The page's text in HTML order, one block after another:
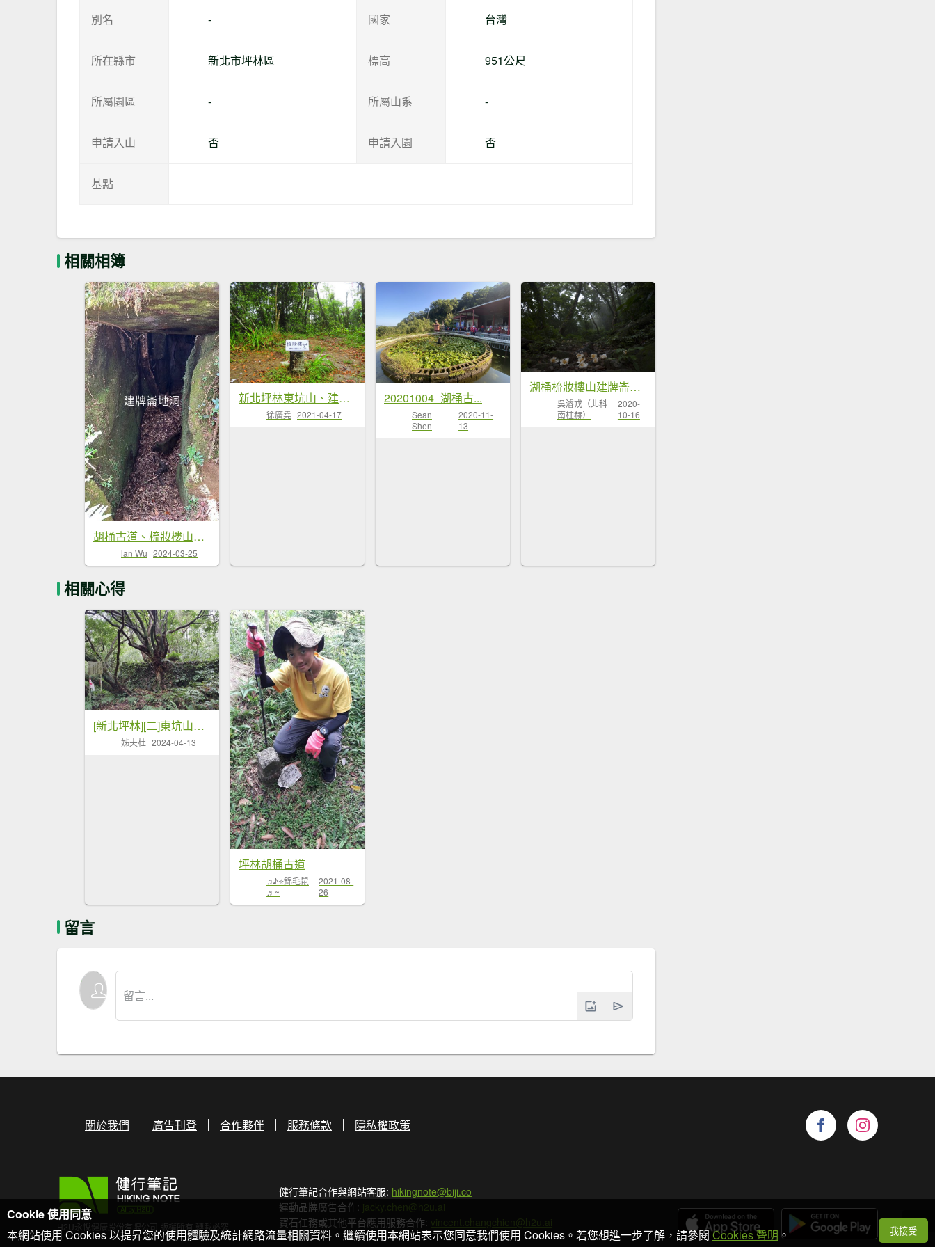
別名 - 國家 台灣
所在縣市 新北市坪林區 標高 951公尺
所屬園區 - 所屬山系 -
申請入山 否 申請入園 否
基點
相關相簿
胡桶古道、梳妝樓山Ｏ走
lan Wu 2024-03-25
新北坪林東坑山、建牌崙山...
徐廣堯 2021-04-17
20201004_湖桶古...
Sean
Shen
2020-11-
13
湖桶梳妝樓山建牌崙O型1...
吳濬戎（北科
南柱赫）
2020-
10-16
相關心得
[新北坪林][二]東坑山、建牌崙、...
姊夫杜 2024-04-13
坪林胡桶古道
♫♪⭐錦毛鼠
♬~
2021-08-
26
留言
關於我們 廣告刊登 合作夥伴 服務條款 隱私權政策
H2U永悅健康股份有限公司 版權所有 轉載必究
健行筆記合作與網站客服: hikingnote@biji.co
運動品牌廣告合作: jacky.chen@h2u.ai
寶石任務或其他平台應用服務合作: vincent.changchien@h2u.ai
Cookie 使用同意
本網站使用 Cookies 以提昇您的使用體驗及統計網路流量相關資料。繼續使用本網站表示您同意我們使用 Cookies。若您想進一步了解，請參閱Cookies 聲明 。 我接受